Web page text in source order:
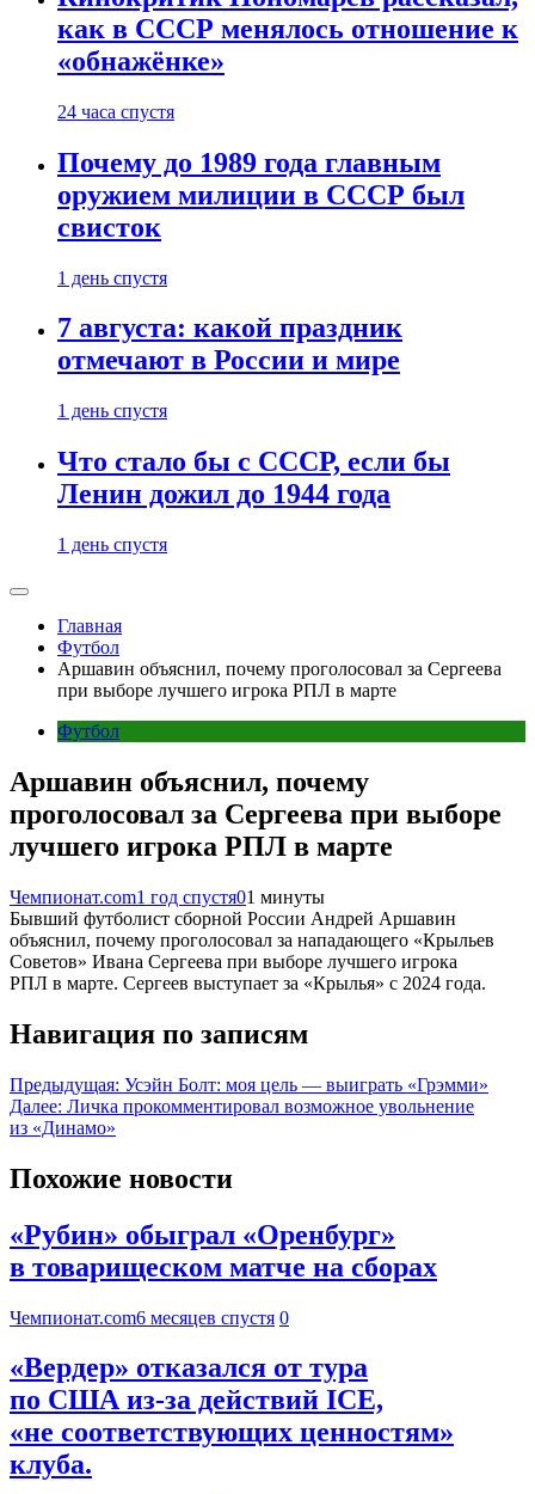
как в СССР менялось отношение к
«обнажёнке»
24 часа спустя
Почему до 1989 года главным
оружием милиции в СССР был
свисток
1 день спустя
7 августа: какой праздник
отмечают в России и мире
1 день спустя
Что стало бы с СССР, если бы
Ленин дожил до 1944 года
1 день спустя
Главная
Футбол
Аршавин объяснил, почему проголосовал за Сергеева
при выборе лучшего игрока РПЛ в марте
Футбол
Аршавин объяснил, почему
проголосовал за Сергеева при выборе
лучшего игрока РПЛ в марте
Чемпионат.com1 год спустя01 минуты
Бывший футболист сборной России Андрей Аршавин
объяснил, почему проголосовал за нападающего «Крыльев
Советов» Ивана Сергеева при выборе лучшего игрока
РПЛ в марте. Сергеев выступает за «Крылья» с 2024 года.
Навигация по записям
Предыдущая: Усэйн Болт: моя цель — выиграть «Грэмми»
Далее: Личка прокомментировал возможное увольнение
из «Динамо»
Похожие новости
«Рубин» обыграл «Оренбург»
в товарищеском матче на сборах
Чемпионат.com6 месяцев спустя 0
«Вердер» отказался от тура
по США из-за действий ICE,
«не соответствующих ценностям»
клуба.